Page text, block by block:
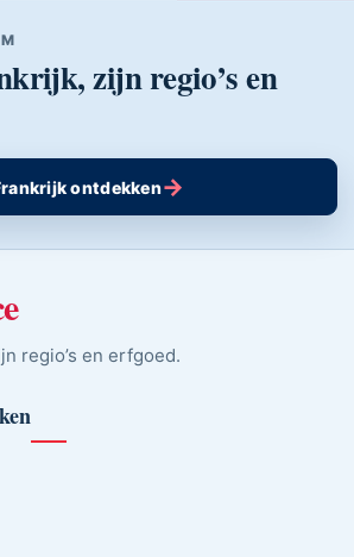
zijn regio’s en
ontdekken→
regio’s en erfgoed.